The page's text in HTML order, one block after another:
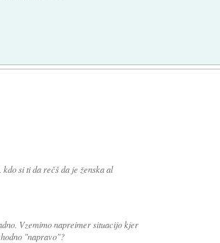
si ti da rečš da je ženska al
Vzemimo napreimer situacijo kjer
"napravo"?